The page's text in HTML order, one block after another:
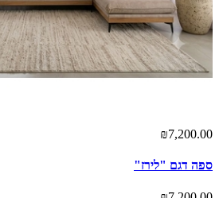
₪7,200.00
ספה דגם "לירז"